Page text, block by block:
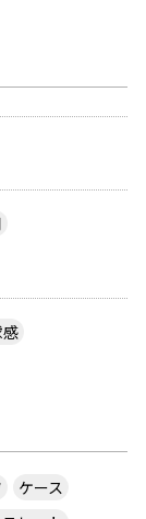
ケース